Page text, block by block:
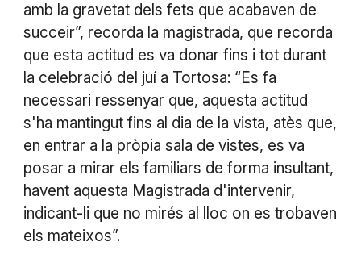
amb la gravetat dels fets que acabaven de
succeir”, recorda la magistrada, que recorda
que esta actitud es va donar fins i tot durant
la celebració del juí a Tortosa: “Es fa
necessari ressenyar que, aquesta actitud
s'ha mantingut fins al dia de la vista, atès que,
en entrar a la pròpia sala de vistes, es va
posar a mirar els familiars de forma insultant,
havent aquesta Magistrada d'intervenir,
indicant-li que no mirés al lloc on es trobaven
els mateixos”.